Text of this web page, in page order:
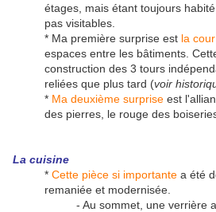
étages, mais étant toujours
pas visitables.
* Ma première surprise est la
espaces entre les bâtiments.
construction des 3 tours
reliées que plus tard (voir
* Ma deuxième surprise est
des pierres, le rouge des
La cuisine
* Cette pièce si importante a été
remaniée et modernisée.
- Au sommet, une verrière